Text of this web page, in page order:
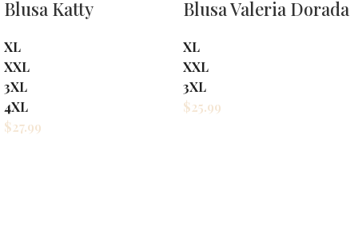
Blusa Katty
XL
XXL
3XL
4XL
$27.99
Blusa Valeria Dorada
XL
XXL
3XL
$25.99